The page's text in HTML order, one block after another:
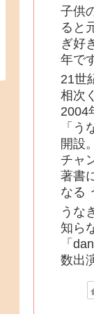
子供
ると
ぎ好
年で
21世
相次
2004
「
開設
チャ
著書
なる
うな
知ら
「
数出